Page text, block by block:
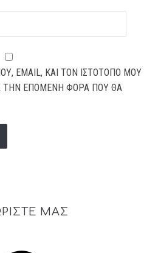
EMAIL, ΚΑΙ ΤΟΝ ΙΣΤΌΤΟΠΟ ΜΟΥ
ΤΗΝ ΕΠΌΜΕΝΗ ΦΟΡΆ ΠΟΥ ΘΑ
ΜΑΣ